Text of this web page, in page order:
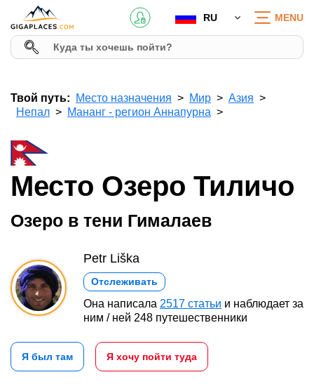
RU MENU
Твой путь: Место назначения Мир
Азия
Непал
Мананг - регион Аннапурна
Место Озеро Тиличо
Озеро в тени Гималаев
Petr Liška
Отслеживать
Она написала 2517 статьи и наблюдает за
ним / ней 248 путешественники
Я был там Я хочу пойти туда